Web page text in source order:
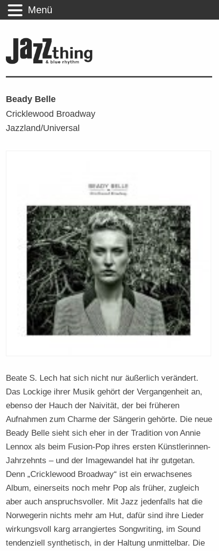
Beady Belle
Cricklewood Broadway
Jazzland/Universal
Beate S. Lech hat sich nicht nur äußerlich verändert.
Das Lockige ihrer Musik gehört der Vergangenheit an,
ebenso der Hauch der Naivität, der bei früheren
Aufnahmen zum Charme der Sängerin gehörte. Die neue
Beady Belle sieht sich eher in der Tradition von Annie
Lennox als beim Fusion-Pop ihres ersten Künstlerinnen-
Jahrzehnts – und der Imagewandel hat ihr gutgetan.
Denn „Cricklewood Broadway“ ist ein erwachsenes
Album, einerseits noch mehr Pop als früher, zugleich
aber auch anspruchsvoller. Mit Jazz jedenfalls hat die
Norwegerin nichts mehr am Hut, dafür sind ihre Lieder
wirkungsvoll karg arrangiertes Songwriting, im Sound
tendenziell synthetisch, in der Haltung unmittelbar. Die
Menü